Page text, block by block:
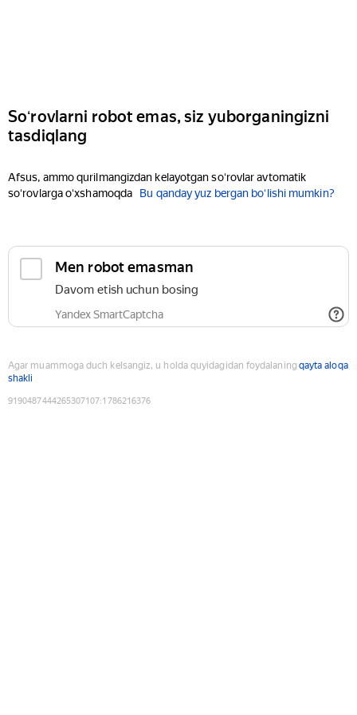
Soʻrovlarni robot emas, siz yuborganingizni
tasdiqlang
Afsus, ammo qurilmangizdan kelayotgan soʻrovlar avtomatik
soʻrovlarga oʻxshamoqda
Bu qanday yuz bergan boʻlishi mumkin?
Men robot emasman
Davom etish uchun bosing
Yandex SmartCaptcha
Agar muammoga duch kelsangiz, u holda quyidagidan foydalaning qayta aloqa
shakli
9190487444265307107:1786216376